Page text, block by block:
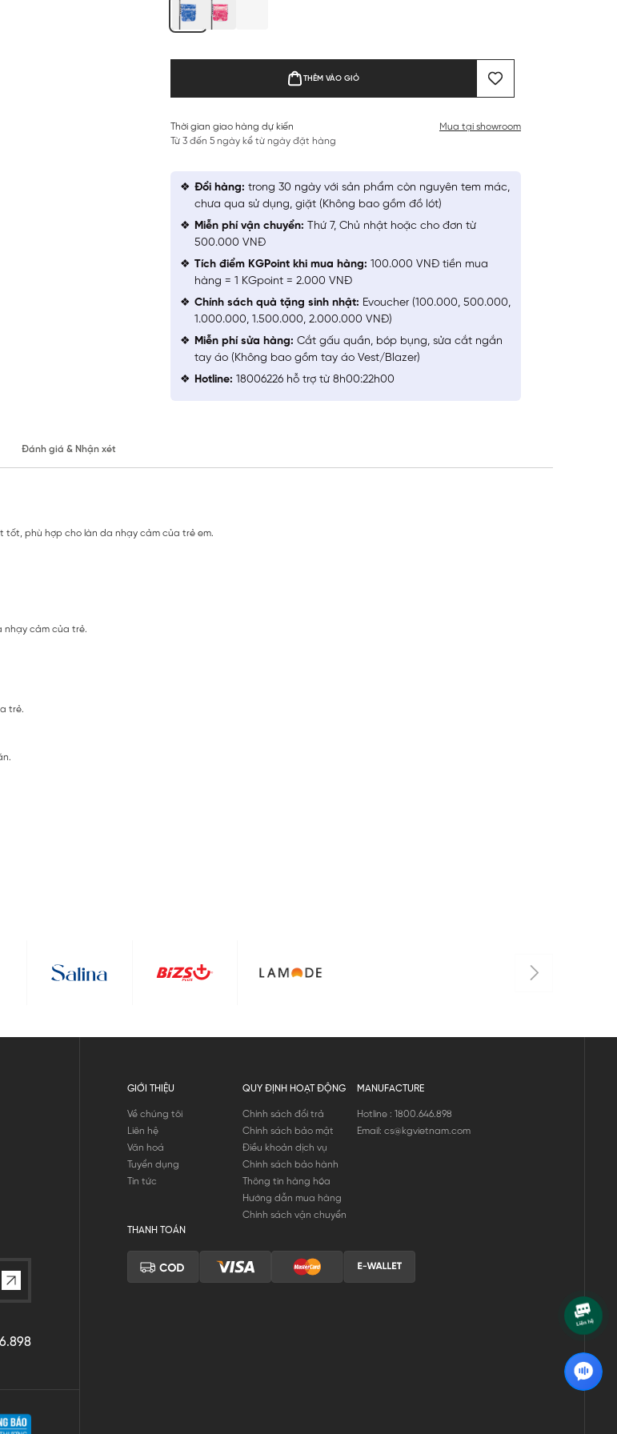
THÊM VÀO GIỎ
Thời gian giao hàng dự kiến
Từ 3 đến 5 ngày kể từ ngày đặt hàng
Mua tại showroom
Đổi hàng: trong 30 ngày với sản phẩm còn nguyên tem mác,
chưa qua sử dụng, giặt (Không bao gồm đồ lót)
Miễn phí vận chuyển: Thứ 7, Chủ nhật hoặc cho đơn từ
500.000 VNĐ
Tích điểm KGPoint khi mua hàng: 100.000 VNĐ tiền mua
hàng = 1 KGpoint = 2.000 VNĐ
Chính sách quà tặng sinh nhật: Evoucher (100.000, 500.000,
1.000.000, 1.500.000, 2.000.000 VNĐ)
Miễn phí sửa hàng: Cắt gấu quần, bóp bụng, sửa cắt ngắn
tay áo (Không bao gồm tay áo Vest/Blazer)
Hotline: 18006226 hỗ trợ từ 8h00:22h00
Đánh giá & Nhận xét
tốt, phù hợp cho làn da nhạy cảm của trẻ em.
nhạy cảm của trẻ.
trẻ.
GIỚI THIỆU
Về chúng tôi
Liên hệ
Văn hoá
Tuyển dụng
Tin tức
QUY ĐỊNH HOẠT ĐỘNG
Chính sách đổi trả
Chính sách bảo mật
Điều khoản dịch vụ
Chính sách bảo hành
Thông tin hàng hóa
Hướng dẫn mua hàng
Chính sách vận chuyển
MANUFACTURE
Hotline : 1800.646.898
Email: cs@kgvietnam.com
THANH TOÁN